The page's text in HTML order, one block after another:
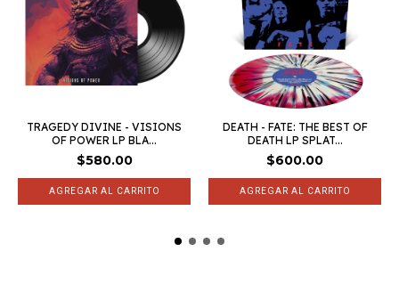
TRAGEDY DIVINE - VISIONS
OF POWER LP BLA...
$580.00
DEATH - FATE: THE BEST OF
DEATH LP SPLAT...
$600.00